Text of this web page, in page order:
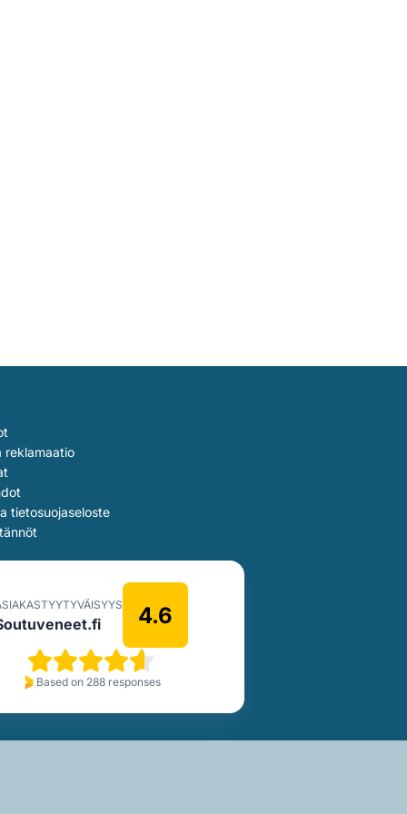
reklamaatio
tietosuojaseloste
4.6
Based on 288 responses